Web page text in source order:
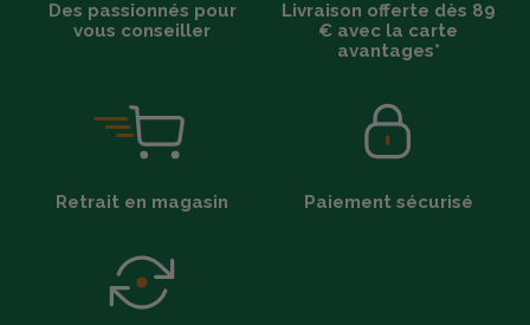
Des passionnés pour
vous conseiller
Livraison offerte dès 89
€ avec la carte
avantages*
Retrait en magasin Paiement sécurisé